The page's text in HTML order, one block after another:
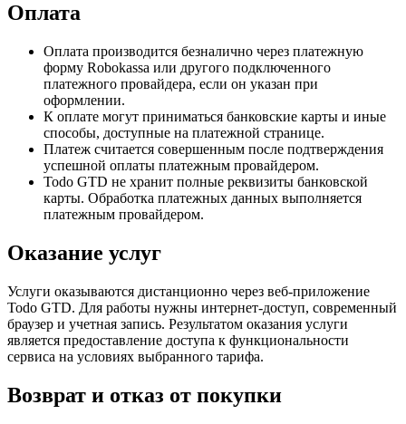
Оплата
Оплата производится безналично через платежную
форму Robokassa или другого подключенного
платежного провайдера, если он указан при
оформлении.
К оплате могут приниматься банковские карты и иные
способы, доступные на платежной странице.
Платеж считается совершенным после подтверждения
успешной оплаты платежным провайдером.
Todo GTD не хранит полные реквизиты банковской
карты. Обработка платежных данных выполняется
платежным провайдером.
Оказание услуг
Услуги оказываются дистанционно через веб-приложение
Todo GTD. Для работы нужны интернет-доступ, современный
браузер и учетная запись. Результатом оказания услуги
является предоставление доступа к функциональности
сервиса на условиях выбранного тарифа.
Возврат и отказ от покупки